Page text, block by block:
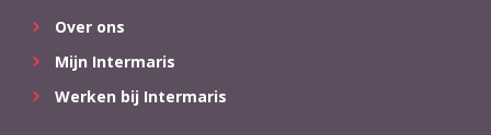
Over ons
Mijn Intermaris
Werken bij Intermaris